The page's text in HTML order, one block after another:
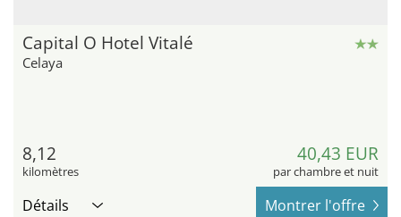
Capital O Hotel Vitalé
Celaya
8,12
kilomètres
40,43 EUR
par chambre et nuit
Détails Montrer l'offre